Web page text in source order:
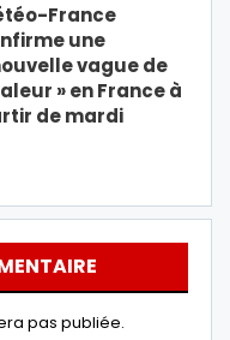
France
une
vague de
» en France à
de mardi
pas publiée.